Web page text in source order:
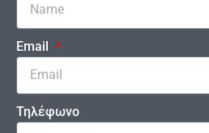
Email
Τηλέφωνο